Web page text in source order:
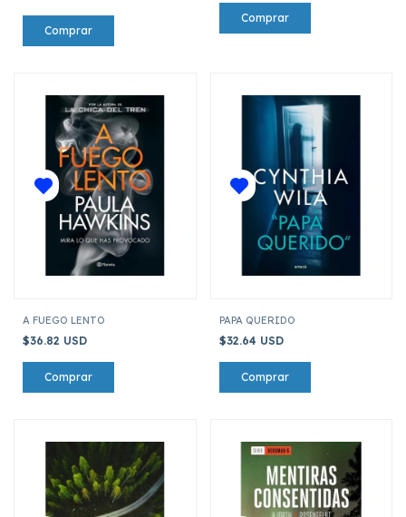
A FUEGO LENTO
$36.82 USD
PAPA QUERIDO
$32.64 USD